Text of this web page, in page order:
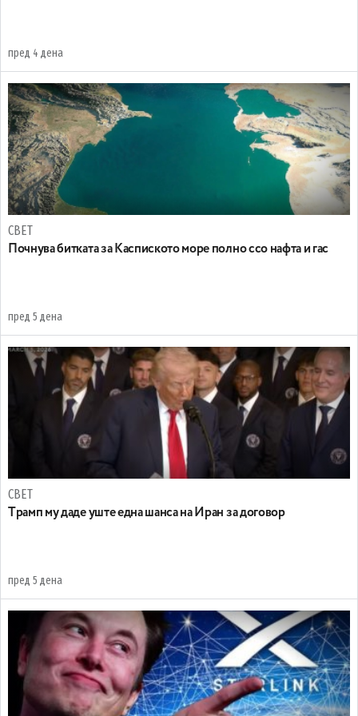
пред 4 дена
СВЕТ
Почнува битката за Каспиското море полно ссо нафта и гас
пред 5 дена
СВЕТ
Tрамп му даде уште една шанса на Иран за договор
пред 5 дена